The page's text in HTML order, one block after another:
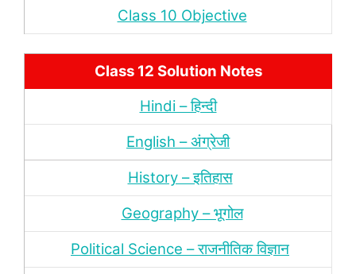
Class 10 Objective
Class 12 Solution Notes
Hindi – हिन्‍दी
English – अंग्रेजी
History – इतिहास
Geography – भूगोल
Political Science – राजनीतिक विज्ञान